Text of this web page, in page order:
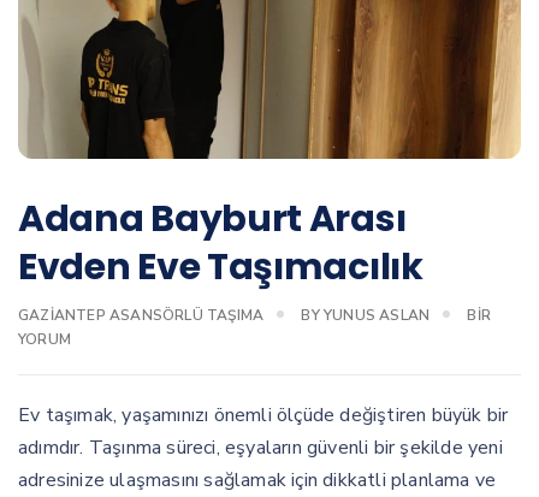
Adana Bayburt Arası
Evden Eve Taşımacılık
GAZIANTEP ASANSÖRLÜ TAŞIMA BYYUNUS ASLAN
ADANA
EVE
IÇIN
BIR
YORUM
Ev taşımak, yaşamınızı önemli ölçüde değiştiren büyük bir
adımdır. Taşınma süreci, eşyaların güvenli bir şekilde yeni
adresinize ulaşmasını sağlamak için dikkatli planlama ve